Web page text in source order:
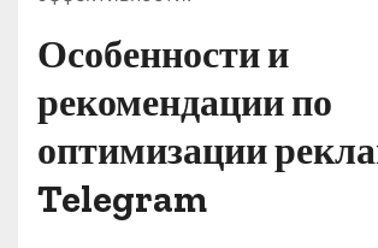
Особенности и
рекомендации по
оптимизации
Telegram